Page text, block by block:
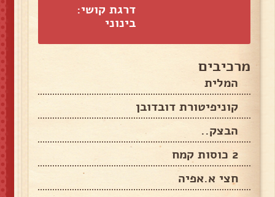
דרגת קושי:
בינוני
מרכיבים
המלית
קוניפיטורת דובדובן
הבצק..
2 כוסות קמח
חצי א.אפיה